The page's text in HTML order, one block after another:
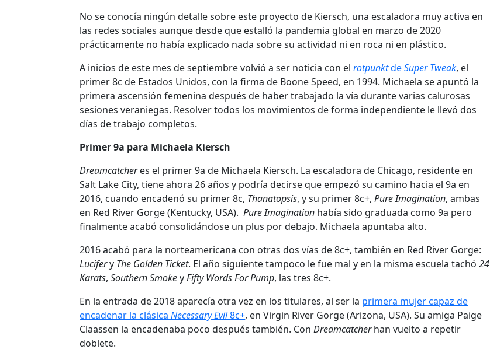
No se conocía ningún detalle sobre este proyecto de Kiersch, una escaladora muy activa en
las redes sociales aunque desde que estalló la pandemia global en marzo de 2020
prácticamente no había explicado nada sobre su actividad ni en roca ni en plástico.
A inicios de este mes de septiembre volvió a ser noticia con el rotpunktdeSuper Tweak, el
primer 8c de Estados Unidos, con la firma de Boone Speed, en 1994. Michaela se apuntó la
primera ascensión femenina después de haber trabajado la vía durante varias calurosas
sesiones veraniegas. Resolver todos los movimientos de forma independiente le llevó dos
días de trabajo completos.
Primer 9a para Michaela Kiersch
Dreamcatcheres el primer 9a de Michaela Kiersch. La escaladora de Chicago, residente en
Salt Lake City, tiene ahora 26 años y podría decirse que empezó su camino hacia el 9a en
2016, cuando encadenó su primer 8c, Thanatopsis, y su primer 8c+, Pure Imagination, ambas
en Red River Gorge (Kentucky, USA). Pure Imagination había sido graduada como 9a pero
finalmente acabó consolidándose un plus por debajo. Michaela apuntaba alto.
2016 acabó para la norteamericana con otras dos vías de 8c+, también en Red River Gorge:
Lucifery The Golden Ticket. El año siguiente tampoco le fue mal y en la misma escuela tachó 24
Karats, Southern SmokeyFifty Words For Pump, las tres 8c+.
En la entrada de 2018 aparecía otra vez en los titulares, al ser la primera mujer capaz de
encadenar la clásica Necessary Evil8c+, en Virgin River Gorge (Arizona, USA). Su amiga Paige
Claassen la encadenaba poco después también. Con Dreamcatcherhan vuelto a repetir
doblete.